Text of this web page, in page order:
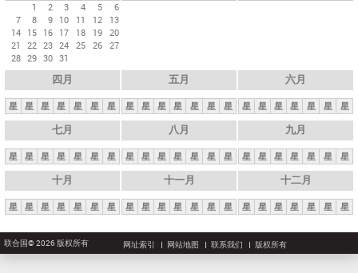
1
2 3 4 5
6
7
8 9 10 11 12
13
14 15 16 17 18 19 20
21
22 23 24 25 26 27
28 29 30 31
四月
星 星 星 星 星 星 星
五月
星 星 星 星 星 星 星
六月
星 星 星 星 星 星 星
七月
星 星 星 星 星 星 星
八月
星 星 星 星 星 星 星
九月
星 星 星 星 星 星 星
十月
星 星 星 星 星 星 星
十一月
星 星 星 星 星 星 星
十二月
星 星 星 星 星 星 星
联合国© 2026 版权所有 网址索引 网站地图 联系我们 版权所有